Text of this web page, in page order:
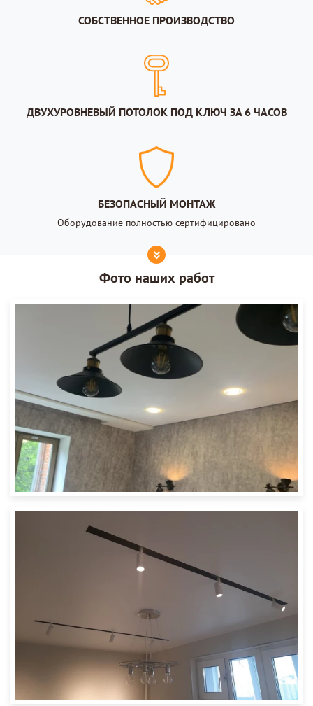
СОБСТВЕННОЕ ПРОИЗВОДСТВО
ДВУХУРОВНЕВЫЙ ПОТОЛОК ПОД КЛЮЧ ЗА 6 ЧАСОВ
БЕЗОПАСНЫЙ МОНТАЖ
Оборудование полностью сертифицировано
Фото наших работ